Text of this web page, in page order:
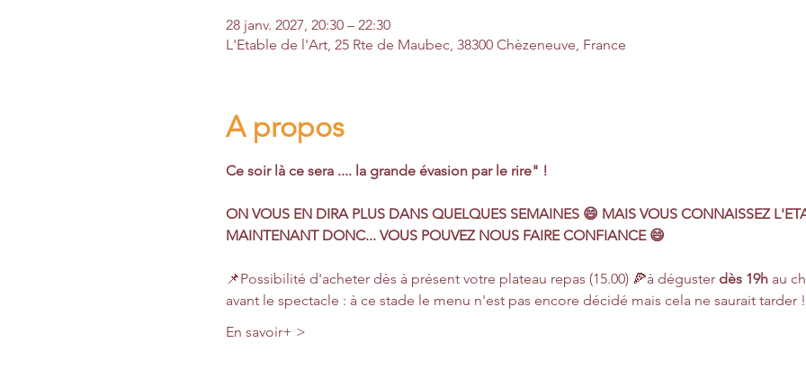
28 janv. 2027, 20:30 – 22:30
L'Etable de l'Art, 25 Rte de Maubec, 38300 Chèzeneuve, France
A propos
Ce soir là ce sera .... la grande évasion par le rire" !
​ON VOUS EN DIRA PLUS DANS QUELQUES SEMAINES 😄 MAIS VOUS CONNAISSEZ
MAINTENANT DONC... VOUS POUVEZ NOUS FAIRE CONFIANCE 😄
📌Possibilité d'acheter dès à présent votre plateau repas (15.00) 🍕à déguster dès 19h au
avant le spectacle : à ce stade le menu n'est pas encore décidé mais cela ne saurait tarder !
En savoir+ >